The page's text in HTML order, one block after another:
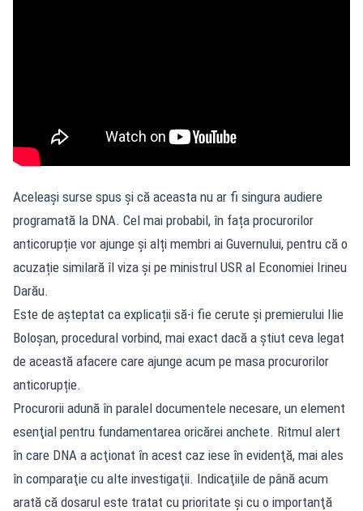
Aceleași surse spus și că aceasta nu ar fi singura audiere
programată la DNA. Cel mai probabil, în fața procurorilor
anticorupție vor ajunge și alți membri ai Guvernului, pentru că o
acuzație similară îl viza și pe ministrul USR al Economiei Irineu
Darău.
Este de așteptat ca explicații să-i fie cerute și premierului Ilie
Boloșan, procedural vorbind, mai exact dacă a știut ceva legat
de această afacere care ajunge acum pe masa procurorilor
anticorupție.
Procurorii adună în paralel documentele necesare, un element
esenţial pentru fundamentarea oricărei anchete. Ritmul alert
în care DNA a acţionat în acest caz iese în evidenţă, mai ales
în comparaţie cu alte investigaţii. Indicaţiile de până acum
arată că dosarul este tratat cu prioritate şi cu o importanţă